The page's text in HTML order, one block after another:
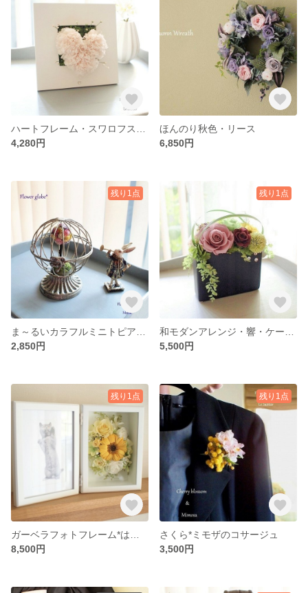
4,280円
ほんのり秋色・リース
6,850円
残り1点
2,850円
残り1点
5,500円
残り1点
8,500円
残り1点
さくら*ミモザのコサージュ
3,500円